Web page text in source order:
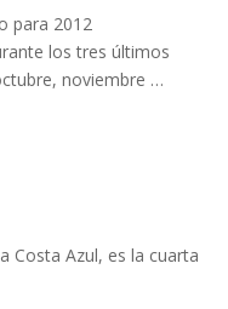
para 2012
los tres últimos
noviembre …
Costa Azul, es la cuarta